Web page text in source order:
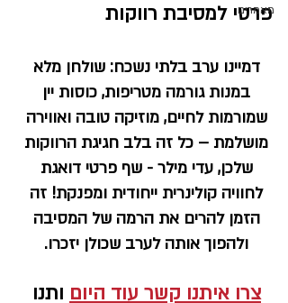
מאמרים
פרטי למסיבת רווקות
דמיינו ערב בלתי נשכח: שולחן מלא
במנות גורמה מטריפות, כוסות יין
שמורמות לחיים, מוזיקה טובה ואווירה
מושלמת – כל זה בלב חגיגת הרווקות
שלכן, עדי מילר - שף פרטי דואגת
לחוויה קולינרית ייחודית ומפנקת! זה
הזמן להרים את הרמה של המסיבה
ולהפוך אותה לערב שכולן יזכרו.
צרו איתנו קשר עוד היום ותנו